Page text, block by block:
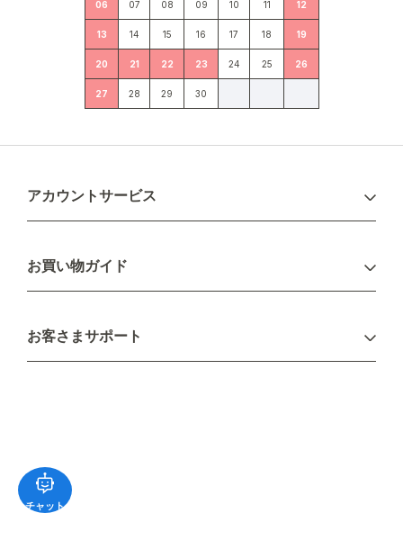
チャット
06 07 08 09 10 11 12
13 14 15 16 17 18 19
20 21 22 23 24 25 26
27 28 29 30
アカウントサービス
新規会員登録
お買い物ガイド
配送について
不良品・返品について
お客さまサポート
メーカー保証・アフターケア
お問い合わせ
コラム